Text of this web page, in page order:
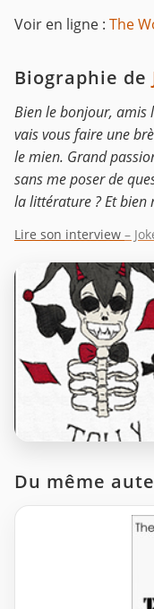
Voir en ligne : The
Biographie de
Bien le bonjour, amis
vais vous faire une
le mien. Grand
sans me poser de
la littérature ? Et bien
Lire son interview –
Du même